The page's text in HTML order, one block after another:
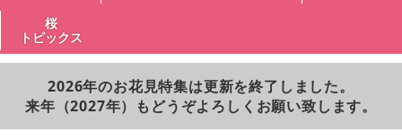
桜
トピックス
2026年のお花見特集は更新を終了しました。
来年（2027年）もどうぞよろしくお願い致します。